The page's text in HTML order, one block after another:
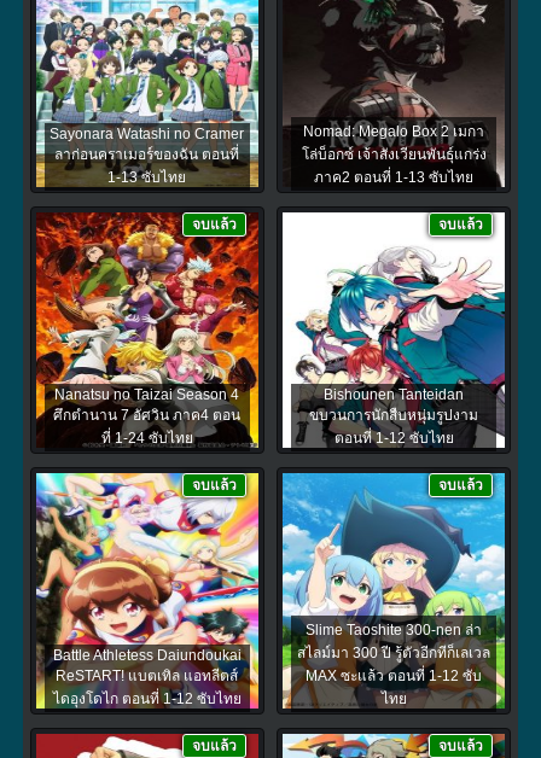
Sayonara Watashi no Cramer
ลาก่อนคราเมอร์ของฉัน ตอนที่
1-13 ซับไทย
Nomad: Megalo Box 2 เมกา
โล่บ็อกซ์ เจ้าสังเวียนพันธุ์แกร่ง
ภาค2 ตอนที่ 1-13 ซับไทย
Nanatsu no Taizai Season 4
ศึกตำนาน 7 อัศวิน ภาค4 ตอน
ที่ 1-24 ซับไทย
จบแล้ว
Bishounen Tanteidan
ขบวนการนักสืบหนุ่มรูปงาม
ตอนที่ 1-12 ซับไทย
จบแล้ว
Battle Athletess Daiundoukai
ReSTART! แบตเทิล แอทลีตส์
ไดอุงโดไก ตอนที่ 1-12 ซับไทย
จบแล้ว
Slime Taoshite 300-nen ล่า
สไลม์มา 300 ปี รู้ตัวอีกทีก็เลเวล
MAX ซะแล้ว ตอนที่ 1-12 ซับ
ไทย
จบแล้ว
จบแล้ว จบแล้ว